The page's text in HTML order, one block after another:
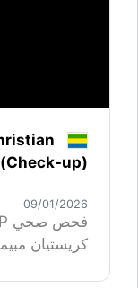
(Check-up)
09/01/2026
كريستيان